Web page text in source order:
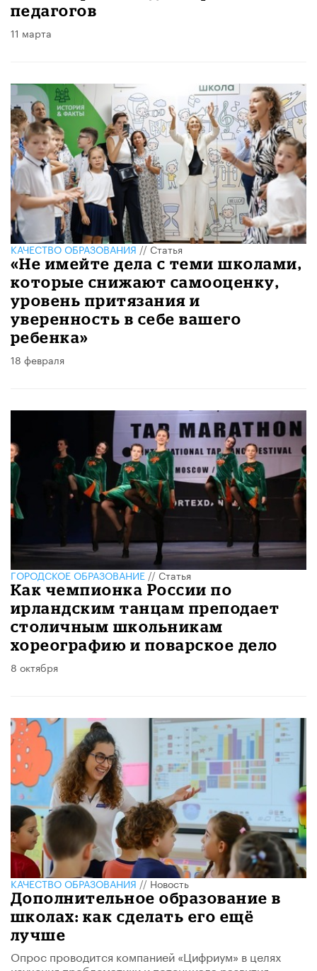
педагогов
11 марта
КАЧЕСТВО ОБРАЗОВАНИЯ//Статья
«Не имейте дела с теми школами,
которые снижают самооценку,
уровень притязания и
уверенность в себе вашего
ребенка»
18 февраля
ГОРОДСКОЕ ОБРАЗОВАНИЕ//Статья
Как чемпионка России по
ирландским танцам преподает
столичным школьникам
хореографию и поварское дело
8 октября
КАЧЕСТВО ОБРАЗОВАНИЯ//Новость
Дополнительное образование в
школах: как сделать его ещё
лучше
Опрос проводится компанией «Цифриум» в целях